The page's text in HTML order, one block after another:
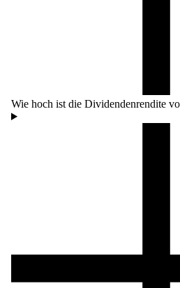
Wie hoch ist die Dividendenrendite